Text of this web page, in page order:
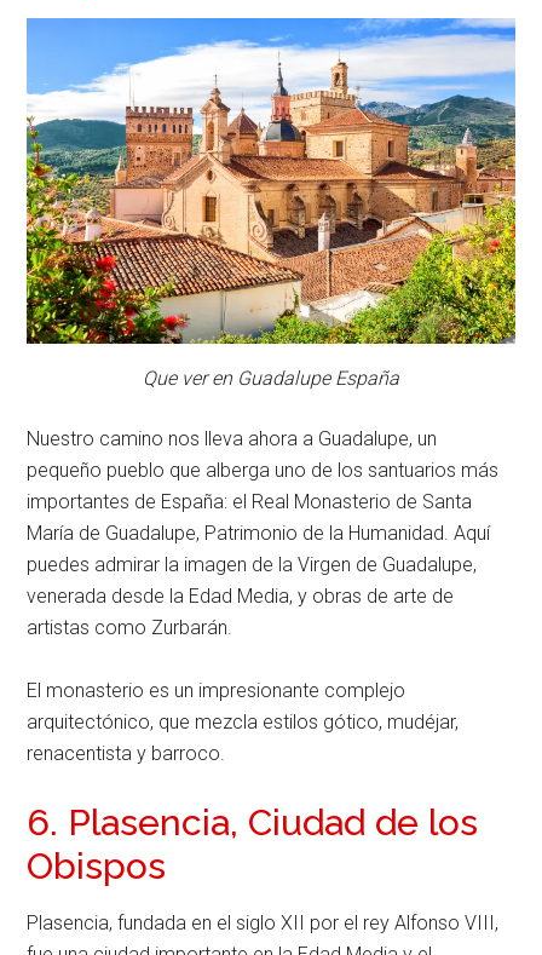
Que ver en Guadalupe España
Nuestro camino nos lleva ahora a Guadalupe, un
pequeño pueblo que alberga uno de los santuarios más
importantes de España: el Real Monasterio de Santa
María de Guadalupe, Patrimonio de la Humanidad. Aquí
puedes admirar la imagen de la Virgen de Guadalupe,
venerada desde la Edad Media, y obras de arte de
artistas como Zurbarán.
El monasterio es un impresionante complejo
arquitectónico, que mezcla estilos gótico, mudéjar,
renacentista y barroco.
6. Plasencia, Ciudad de los
Obispos
Plasencia, fundada en el siglo XII por el rey Alfonso VIII,